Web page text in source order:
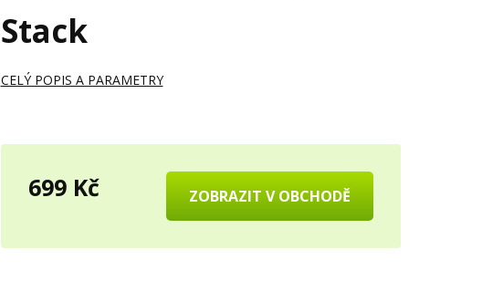
Stack
CELÝ POPIS A PARAMETRY
699 Kč ZOBRAZIT V OBCHODĚ